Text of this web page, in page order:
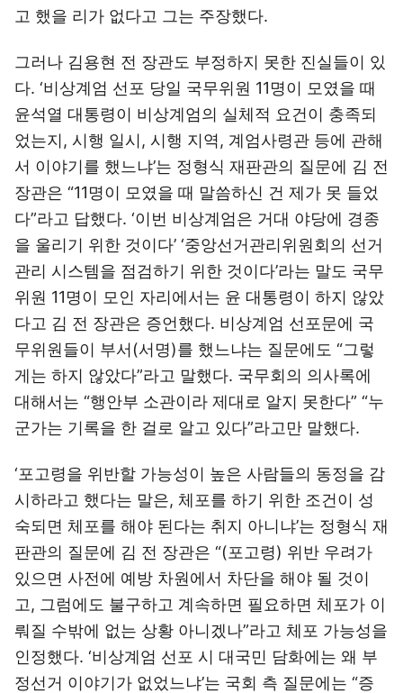
고 했을 리가 없다고 그는 주장했다.
그러나 김용현 전 장관도 부정하지 못한 진실들이 있
다. ‘비상계엄 선포 당일 국무위원 11명이 모였을 때
윤석열 대통령이 비상계엄의 실체적 요건이 충족되
었는지, 시행 일시, 시행 지역, 계엄사령관 등에 관해
서 이야기를 했느냐’는 정형식 재판관의 질문에 김 전
장관은 “11명이 모였을 때 말씀하신 건 제가 못 들었
다”라고 답했다. ‘이번 비상계엄은 거대 야당에 경종
을 울리기 위한 것이다’ ‘중앙선거관리위원회의 선거
관리 시스템을 점검하기 위한 것이다’라는 말도 국무
위원 11명이 모인 자리에서는 윤 대통령이 하지 않았
다고 김 전 장관은 증언했다. 비상계엄 선포문에 국
무위원들이 부서(서명)를 했느냐는 질문에도 “그렇
게는 하지 않았다”라고 말했다. 국무회의 의사록에
대해서는 “행안부 소관이라 제대로 알지 못한다” “누
군가는 기록을 한 걸로 알고 있다”라고만 말했다.
‘포고령을 위반할 가능성이 높은 사람들의 동정을 감
시하라고 했다는 말은, 체포를 하기 위한 조건이 성
숙되면 체포를 해야 된다는 취지 아니냐’는 정형식 재
판관의 질문에 김 전 장관은 “(포고령) 위반 우려가
있으면 사전에 예방 차원에서 차단을 해야 될 것이
고, 그럼에도 불구하고 계속하면 필요하면 체포가 이
뤄질 수밖에 없는 상황 아니겠나”라고 체포 가능성을
인정했다. ‘비상계엄 선포 시 대국민 담화에는 왜 부
정선거 이야기가 없었느냐’는 국회 측 질문에는 “증